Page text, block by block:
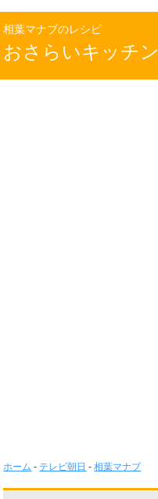
相葉マナブのレシピ
おさらいキッチン
ホーム - テレビ朝日 -相葉マナブ